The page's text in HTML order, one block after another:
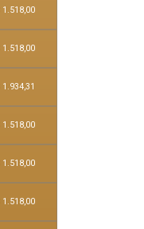
1.518,00
1.518,00
1.934,31
1.518,00
1.518,00
1.518,00